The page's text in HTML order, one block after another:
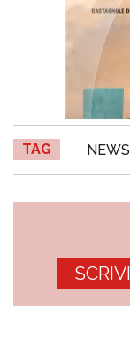
TAG NEWS